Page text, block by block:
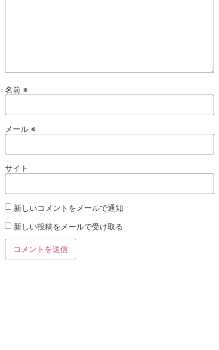
名前 ※
メール ※
サイト
新しいコメントをメールで通知
新しい投稿をメールで受け取る